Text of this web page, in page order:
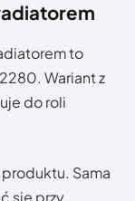
to
Wariant z
do roli
Sama